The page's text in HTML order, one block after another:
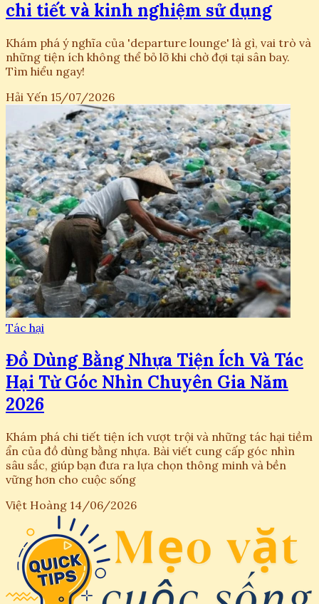
chi tiết và kinh nghiệm sử dụng
Khám phá ý nghĩa của 'departure lounge' là gì, vai trò và
những tiện ích không thể bỏ lỡ khi chờ đợi tại sân bay.
Tìm hiểu ngay!
Hải Yến 15/07/2026
Tác hại
Đồ Dùng Bằng Nhựa Tiện Ích Và Tác
Hại Từ Góc Nhìn Chuyên Gia Năm
2026
Khám phá chi tiết tiện ích vượt trội và những tác hại tiềm
ẩn của đồ dùng bằng nhựa. Bài viết cung cấp góc nhìn
sâu sắc, giúp bạn đưa ra lựa chọn thông minh và bền
vững hơn cho cuộc sống
Việt Hoàng 14/06/2026